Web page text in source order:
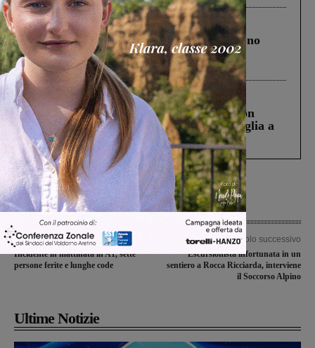
Cronaca 4 Agosto 2026
Un anno fa la strage in A1 in cui morirono
Gianni, Giulia e Franco. Lo schianto, il
processo, lo stop ai sorpassi fra tir....
Cronaca 3 Agosto 2026
Scomparso da una struttura di Castiglion
Fiorentino l’uomo che aveva ucciso la figlia a
Levane nel 2020
Articolo precedente
Incidente in mattinata in A1, sette
persone ferite e lunghe code
Articolo successivo
Escursionista infortunata in un
sentiero a Rocca Ricciarda, interviene
il Soccorso Alpino
Ultime Notizie